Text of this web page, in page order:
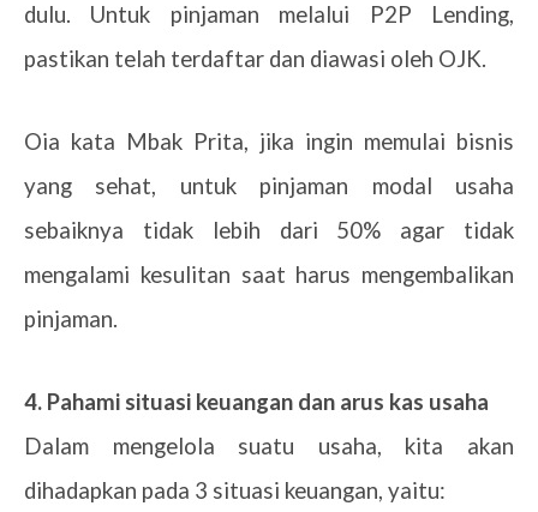
dulu. Untuk pinjaman melalui P2P Lending,
pastikan telah terdaftar dan diawasi oleh OJK.
Oia kata Mbak Prita, jika ingin memulai bisnis
yang sehat, untuk pinjaman modal usaha
sebaiknya tidak lebih dari 50% agar tidak
mengalami kesulitan saat harus mengembalikan
pinjaman.
4. Pahami situasi keuangan dan arus kas usaha
Dalam mengelola suatu usaha, kita akan
dihadapkan pada 3 situasi keuangan, yaitu: